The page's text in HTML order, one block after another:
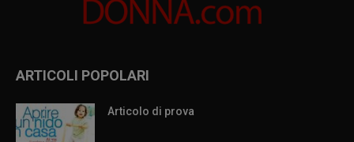
ARTICOLI POPOLARI
Articolo di prova